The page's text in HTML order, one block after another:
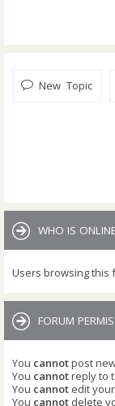
New Topic
WHO IS ONLINE
Users browsing this
FORUM
You cannotpost
You cannotreply to
You cannot edit
You cannot delete